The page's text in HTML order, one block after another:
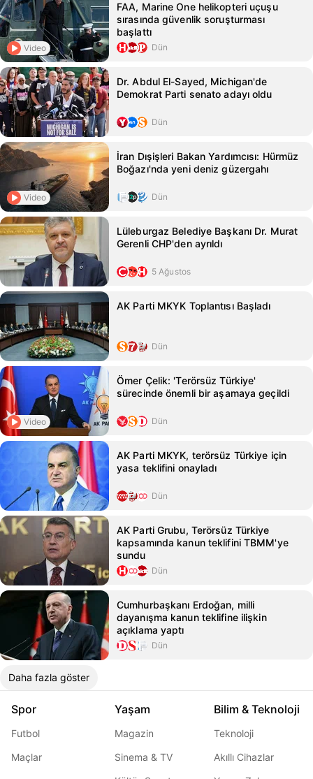
Video
FAA, Marine One helikopteri uçuşu
sırasında güvenlik soruşturması
başlattı
Dün
Dr. Abdul El-Sayed, Michigan'de
Demokrat Parti senato adayı oldu
Dün
Video
İran Dışişleri Bakan Yardımcısı: Hürmüz
Boğazı'nda yeni deniz güzergahı
Dün
Lüleburgaz Belediye Başkanı Dr. Murat
Gerenli CHP'den ayrıldı
5 Ağustos
AK Parti MKYK Toplantısı Başladı
Dün
Video
Ömer Çelik: 'Terörsüz Türkiye'
sürecinde önemli bir aşamaya geçildi
Dün
AK Parti MKYK, terörsüz Türkiye için
yasa teklifini onayladı
Dün
AK Parti Grubu, Terörsüz Türkiye
kapsamında kanun teklifini TBMM'ye
sundu
Dün
Cumhurbaşkanı Erdoğan, milli
dayanışma kanun teklifine ilişkin
açıklama yaptı
Dün
Daha fazla göster
Spor
Futbol
Maçlar
Yaşam
Magazin
Sinema & TV
Bilim & Teknoloji
Teknoloji
Akıllı Cihazlar